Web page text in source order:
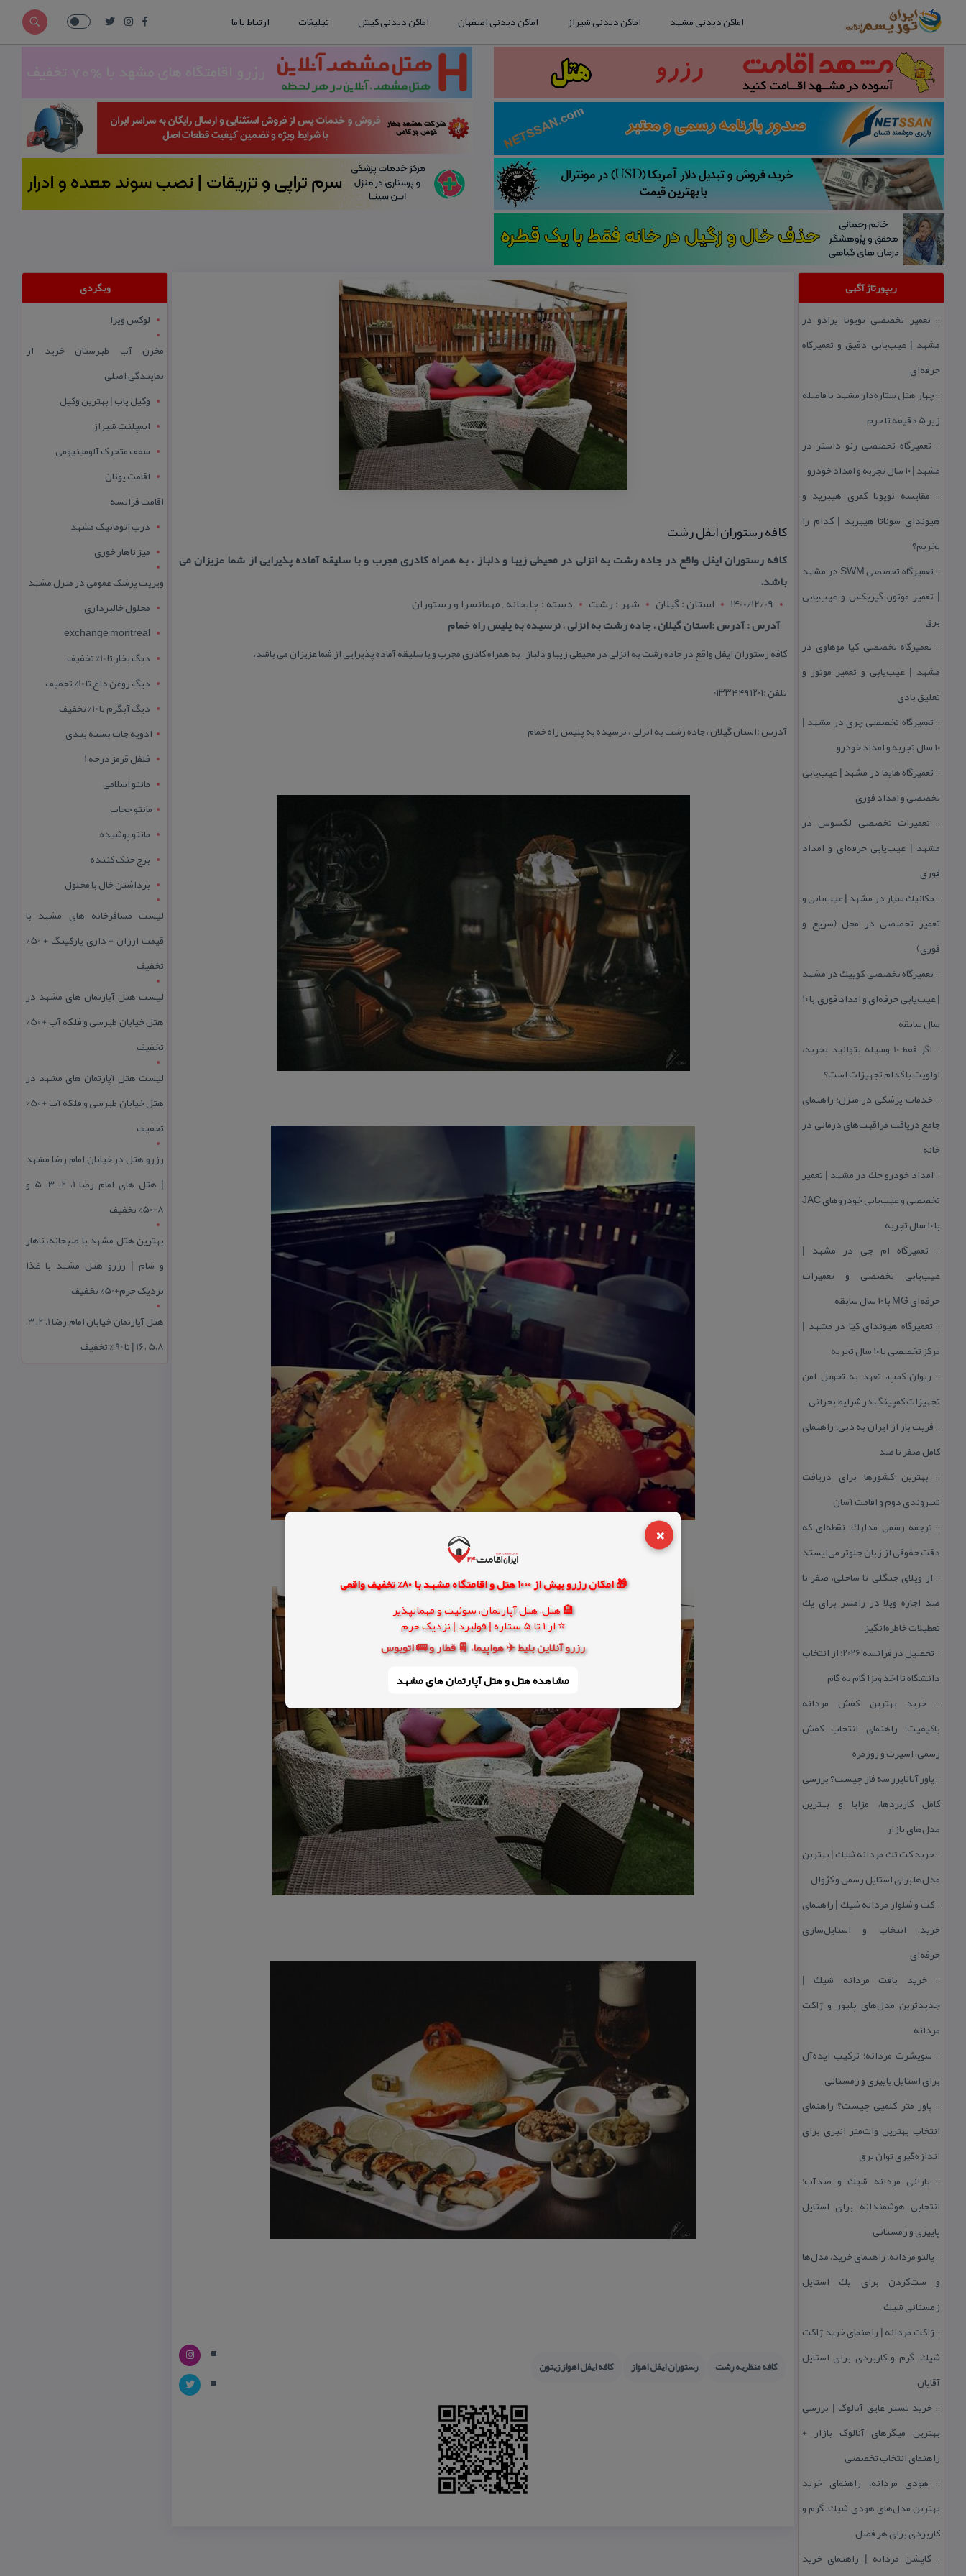
×
🎁 امکان رزرو بیش از 1000 هتل و اقامتگاه مشهد با 80% تخفیف واقعی
🏨 هتل، هتل آپارتمان، سوئیت و مهمانپذیر
⭐ از 1 تا 5 ستاره | فولبرد | نزدیک حرم
رزرو آنلاین بلیط ✈️ هواپیما، 🚆 قطار و 🚌 اتوبوس
مشاهده هتل و هتل‌ آپارتمان های مشهد
اماکن دیدنی مشهد اماکن دیدنی شیراز اماکن دیدنی اصفهان اماکن دیدنی کیش تبلیغات ارتباط با ما
ریپورتاژ آگهی
:: تعمیر تخصصی تویوتا پرادو در
مشهد | عیب‌یابی دقیق و تعمیرگاه
حرفه‌ای
::چهار هتل‌ ستاره‌دار مشهد با فاصله
زیر 5 دقیقه تا حرم
:: تعمیرگاه تخصصی رنو داستر در
مشهد | ۱۰ سال تجربه و امداد خودرو
:: مقایسه تویوتا كمری هیبرید و
هیوندای سوناتا هیبرید | كدام را
بخریم؟
::
تعمیرگاه تخصصی SWM در مشهد
| تعمیر موتور، گیربكس و عیب‌یابی
برق
:: تعمیرگاه تخصصی كیا موهاوی در
مشهد | عیب‌یابی و تعمیر موتور و
تعلیق بادی
:: تعمیرگاه تخصصی چری در مشهد |
۱۰ سال تجربه و امداد خودرو
:: تعمیرگاه هایما در مشهد | عیب‌یابی
تخصصی و امداد فوری
:: تعمیرات تخصصی لكسوس در
مشهد | عیب‌یابی حرفه‌ای و امداد
فوری
:: مكانیك سیار در مشهد | عیب‌یابی و
تعمیر تخصصی در محل (سریع و
فوری)
:: تعمیرگاه تخصصی كوییك در مشهد
| عیب‌یابی حرفه‌ای و امداد فوری با ۱۰
سال سابقه
::
اگر فقط 10 وسیله بتوانید بخرید،
اولویت با كدام تجهیزات است؟
:: خدمات پزشكی در منزل؛ راهنمای
جامع دریافت مراقبت‌های درمانی در
خانه
:: امداد خودرو جك در مشهد | تعمیر
تخصصی و عیب‌یابی خودروهای JAC
با ۱۰ سال تجربه
:: تعمیرگاه ام جی در مشهد |
عیب‌یابی تخصصی و تعمیرات
حرفه‌ای MG با ۱۰ سال سابقه
:: تعمیرگاه هیوندای كیا در مشهد |
مركز تخصصی با ۱۰ سال تجربه
:: ریوان كمپ، تعهد به تحویل امن
تجهیزات كمپینگ در شرایط بحرانی
:: فریت بار از ایران به دبی؛ راهنمای
كامل صفر تا صد
:: بهترین كشورها برای دریافت
شهروندی دوم و اقامت آسان
:: ترجمه رسمی مدارك؛ نقطه‌ای كه
دقت حقوقی از زبان جلوتر می‌ایستد
:: از ویلای جنگلی تا ساحلی، صفر تا
صد اجاره ویلا در رامسر برای یك
تعطیلات خاطره‌انگیز
::
تحصیل در فرانسه 2026؛ از انتخاب
دانشگاه تا اخذ ویزا گام به گام
::خرید بهترین كفش مردانه
باكیفیت؛ راهنمای انتخاب كفش
رسمی، اسپرت و روزمره
:: پاور آنالایزر سه فاز چیست؟ بررسی
كامل كاربردها، مزایا و بهترین
مدل‌های بازار
::خرید كت تك مردانه شیك | بهترین
مدل‌ها برای استایل رسمی و كژوال
::كت و شلوار مردانه شیك | راهنمای
خرید، انتخاب و استایل‌سازی
حرفه‌ای
::خرید بافت مردانه شیك |
جدیدترین مدل‌های پلیور و ژاكت
مردانه
:: سویشرت مردانه؛ تركیب ایده‌آل
برای استایل پاییزی و زمستانی
:: پاور متر كلمپی چیست؟ راهنمای
انتخاب بهترین وات‌متر انبری برای
اندازه‌گیری توان برق
:: بارانی مردانه شیك و ضدآب؛
انتخابی هوشمندانه برای استایل
پاییزی و زمستانی
:: پالتو مردانه؛ راهنمای خرید، مدل‌ها
و ست‌كردن برای یك استایل
زمستانی شیك
::ژاكت مردانه | راهنمای خرید ژاكت
شیك، گرم و كاربردی برای استایل
آقایان
:: خرید تستر عایق آنالوگ | بررسی
بهترین میگرهای آنالوگ بازار +
راهنمای انتخاب تخصصی
:: هودی مردانه؛ راهنمای خرید
بهترین مدل‌های هودی شیك، گرم و
كاربردی برای هر فصل
::كاپشن مردانه | راهنمای خرید
كافه رستوران ایفل رشت
كافه رستوران ایفل واقع در جاده رشت به انزلی در محیطی زیبا و دلباز ، به همراه كادری مجرب و با سلیقه آماده پذیرایی از شما عزیزان می
باشد.
1400/12/09
استان : گيلان شهر : رشت
دسته : چایخانه , مهمانسرا و رستوران
آدرس : آدرس :استان گیلان ، جاده رشت به انزلی ، نرسیده به پلیس راه خمام
كافه رستوران ایفل واقع در جاده رشت به انزلی در محیطی زیبا و دلباز ، به همراه كادری مجرب و با سلیقه آماده پذیرایی از شما عزیزان می باشد.
تلفن :۰۱۳۳۴۴۹۱۲۰۱
آدرس :استان گیلان ، جاده رشت به انزلی ، نرسیده به پلیس راه خمام
كافه منظریه رشت رستوران ایفل اهواز كافه ایفل اهواز زیتون
وبگردی
لوکس ویزا
مخزن آب طبرستان خرید از
نمایندگی اصلی
وکیل یاب | بهترین وکیل
ایمپلنت شیراز
سقف متحرک آلومینیومی
اقامت یونان
اقامت فرانسه
درب اتوماتیک مشهد
میز ناهار خوری
ویزیت پزشک عمومی در منزل مشهد
محلول خالبرداری
exchange montreal
دیگ بخار تا 10% تخفیف
دیگ روغن داغ تا 10% تخفیف
دیگ آبگرم تا 10% تخفیف
ادویه جات بسته بندی
فلفل قرمز درجه 1
مانتو اسلامی
مانتو حجاب
مانتو پوشیده
برج خنک کننده
برداشتن خال با محلول
لیست مسافرخانه های مشهد با
قیمت ارزان + داری پارکینگ + 50%
تخفیف
لیست هتل آپارتمان های مشهد در
هتل خیابان طبرسی و فلکه آب + 50%
تخفیف
لیست هتل آپارتمان های مشهد در
هتل خیابان طبرسی و فلکه آب + 50%
تخفیف
رزرو هتل در خیابان امام رضا مشهد
| هتل‌ های امام رضا 1، 2، 3، 5 و
8+50% تخفیف
بهترین هتل مشهد با صبحانه، ناهار
و شام | رزرو هتل مشهد با غذا
نزدیک حرم+50% تخفیف
هتل آپارتمان خیابان امام رضا 1، 2، 3،
5،8 ،16 | تا 90 % تخفیف